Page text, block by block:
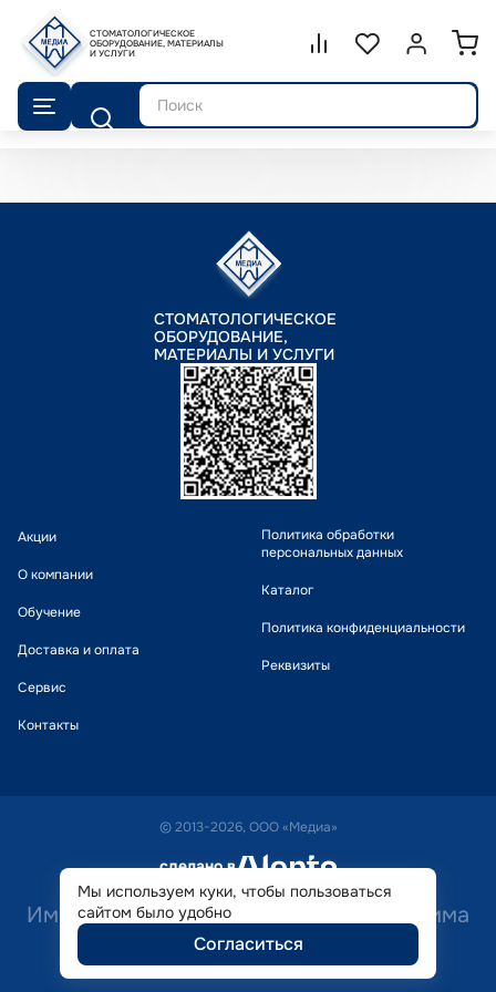
СТОМАТОЛОГИЧЕСКОЕ
ОБОРУДОВАНИЕ, МАТЕРИАЛЫ
И УСЛУГИ
Сравнение.
СписокВойти или
Поиск
СТОМАТОЛОГИЧЕСКОЕ
ОБОРУДОВАНИЕ,
МАТЕРИАЛЫ И УСЛУГИ
Акции
О компании
Обучение
Доставка и оплата
Сервис
Контакты
Политика обработки
персональных данных
Каталог
Политика конфиденциальности
Реквизиты
© 2013-2026, ООО «Медиа»
сделано в alente
Имеются противопоказания. Необходима
консультация специалиста.
Мы используем куки, чтобы пользоваться
сайтом было удобно
Согласиться